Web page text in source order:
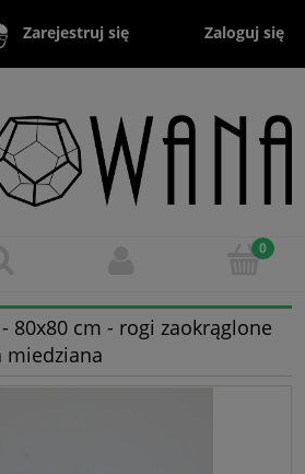
Zarejestruj się Zaloguj się
80x80 cm - rogi zaokrąglone
miedziana